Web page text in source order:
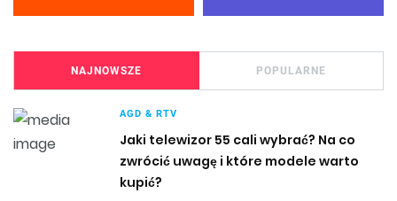
NAJNOWSZE POPULARNE
AGD & RTV
Jaki telewizor 55 cali wybrać? Na co
zwrócić uwagę i które modele warto
kupić?